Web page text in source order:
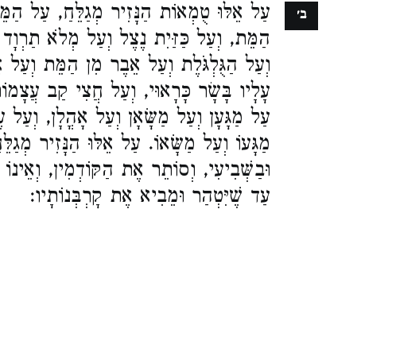
עַל אֵלּוּ טֻמְאוֹת הַנָּזִיר מְגַלֵּחַ, עַל
הַמֵּת, וְעַל כַּזַּיִת נֶצֶל וְעַל מְלֹא
וְעַל הַגֻּלְגֹּלֶת וְעַל אֵבֶר מִן הַמֵּת
עָלָיו בָּשָׂר כָּרָאוּי, וְעַל חֲצִי קַב
עַל מַגָּעָן וְעַל מַשָּׂאָן וְעַל אָהֳלָן,
מַגָּעוֹ וְעַל מַשָּׂאוֹ. עַל אֵלּוּ הַנָּזִיר
וּבַשְּׁבִיעִי, וְסוֹתֵר אֶת הַקּוֹדְמִין,
עַד שֶׁיִּטְהַר וּמֵבִיא אֶת קָרְבְּנוֹתָיו:
ב׳